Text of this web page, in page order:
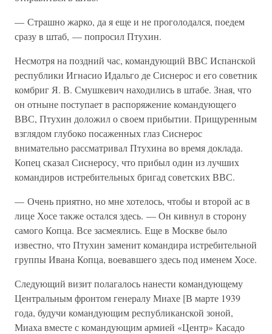
— Страшно жарко, да я еще и не проголодался, поедем
сразу в штаб, — попросил Птухин.
Несмотря на поздний час, командующий ВВС Испанской
республики Игнасио Идальго де Сиснерос и его советник
комбриг Я. В. Смушкевич находились в штабе. Зная, что
он отныне поступает в распоряжение командующего
ВВС, Птухин доложил о своем прибытии. Прищуренным
взглядом глубоко посаженных глаз Сиснерос
внимательно рассматривал Птухина во время доклада.
Копец сказал Сиснеросу, что прибыл один из лучших
командиров истребительных бригад советских ВВС.
— Очень приятно, но мне хотелось, чтобы и второй ас в
лице Хосе также остался здесь. — Он кивнул в сторону
самого Копца. Все засмеялись. Еще в Москве было
известно, что Птухин заменит командира истребительной
группы Ивана Копца, воевавшего здесь под именем Хосе.
Следующий визит полагалось нанести командующему
Центральным фронтом генералу Миахе [В марте 1939
года, будучи командующим республиканской зоной,
Миаха вместе с командующим армией «Центр» Касадо